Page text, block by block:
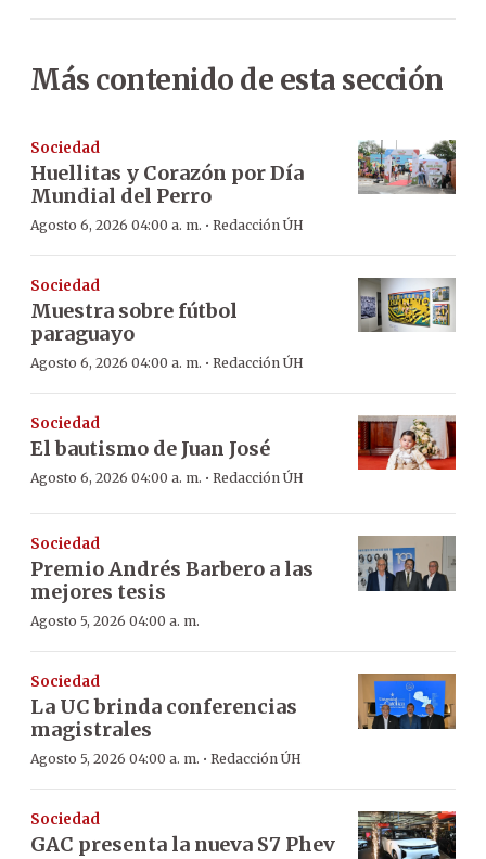
Más contenido de esta sección
Sociedad
Huellitas y Corazón por Día
Mundial del Perro
Agosto 6, 2026 04:00 a. m. · Redacción ÚH
Sociedad
Muestra sobre fútbol
paraguayo
Agosto 6, 2026 04:00 a. m. · Redacción ÚH
Sociedad
El bautismo de Juan José
Agosto 6, 2026 04:00 a. m. · Redacción ÚH
Sociedad
Premio Andrés Barbero a las
mejores tesis
Agosto 5, 2026 04:00 a. m.
Sociedad
La UC brinda conferencias
magistrales
Agosto 5, 2026 04:00 a. m. · Redacción ÚH
Sociedad
GAC presenta la nueva S7 Phev